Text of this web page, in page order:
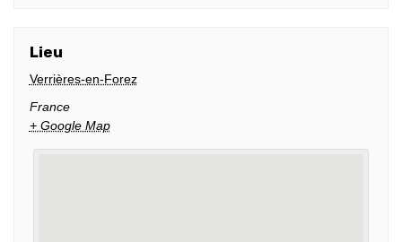
Lieu
Verrières-en-Forez
France
+ Google Map